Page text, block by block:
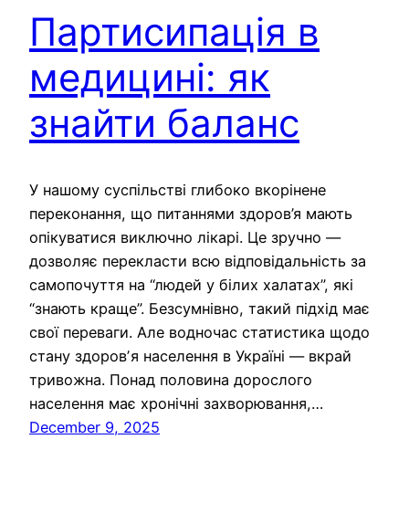
Партисипація в
медицині: як
знайти баланс
У нашому суспільстві глибоко вкорінене
переконання, що питаннями здоров’я мають
опікуватися виключно лікарі. Це зручно —
дозволяє перекласти всю відповідальність за
самопочуття на “людей у білих халатах”, які
“знають краще”. Безсумнівно, такий підхід має
свої переваги. Але водночас статистика щодо
стану здоровʼя населення в Україні — вкрай
тривожна. Понад половина дорослого
населення має хронічні захворювання,…
December 9, 2025